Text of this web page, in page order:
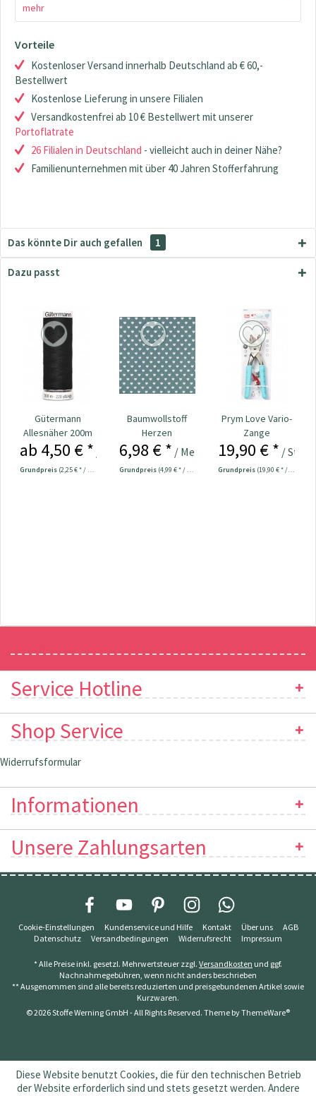
mehr
Vorteile
Kostenloser Versand innerhalb Deutschland ab € 60,-
Bestellwert
Kostenlose Lieferung in unsere Filialen
Versandkostenfrei ab 10 € Bestellwert mit unserer
Portoflatrate
26 Filialen in Deutschland - vielleicht auch in deiner Nähe?
Familienunternehmen mit über 40 Jahren Stofferfahrung
Das könnte Dir auch gefallen 1
Dazu passt
Gütermann
Allesnäher 200m
ab 4,50 € * / Stück
Grundpreis (2,25 € * / 100 Meter)
Baumwollstoff
Herzen
dunkelmint
6,98 € * / Meter
Grundpreis (4,99 € * / 1 m²)
Prym Love Vario-
Zange
Loch-/Color
19,90 € * / Stück
Grundpreis (19,90 € * / 1 Stück)
Service Hotline
Shop Service
Widerrufsformular
Informationen
Unsere Zahlungsarten
Cookie-Einstellungen Kundenservice und Hilfe Kontakt Über uns
AGB
Datenschutz
Versandbedingungen Widerrufsrecht Impressum
* Alle Preise inkl. gesetzl. Mehrwertsteuer zzgl. Versandkosten und ggf.
Nachnahmegebühren, wenn nicht anders beschrieben
** Ausgenommen sind alle bereits reduzierten und preisgebundenen Artikel sowie
Kurzwaren.
© 2026 Stoffe Werning GmbH - All Rights Reserved. Theme byThemeWare®
Diese Website benutzt Cookies, die für den technischen Betrieb
der Website erforderlich sind und stets gesetzt werden. Andere